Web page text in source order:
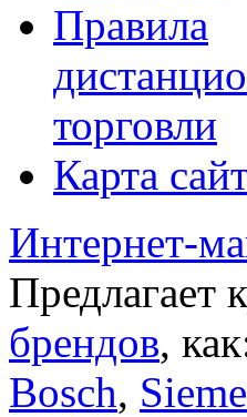
Правила
торговли
Карта
Интернет-
Предлагает
брендов,
Bosch,